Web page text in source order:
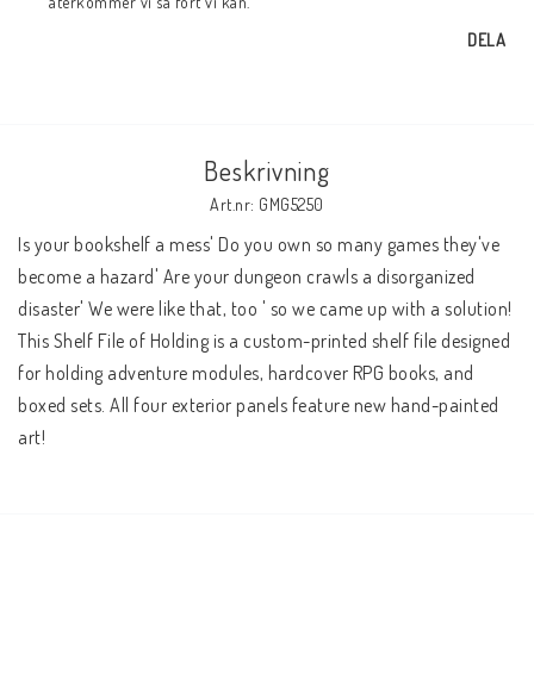
DELA
Beskrivning
Art.nr: GMG5250
Is your bookshelf a mess' Do you own so many games they've
become a hazard' Are your dungeon crawls a disorganized
disaster' We were like that, too ' so we came up with a solution!
This Shelf File of Holding is a custom-printed shelf file designed
for holding adventure modules, hardcover RPG books, and
boxed sets. All four exterior panels feature new hand-painted
art!